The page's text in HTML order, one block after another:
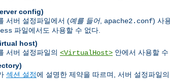
config)
서버 설정파일에서 (예를 들어, apache2.conf) 사
파일에서도 사용할 수 없다.
host)
서버 설정파일의 <VirtualHost> 안에서 사용할 수
섹션 설정에 설명한 제약을 따르며, 서버 설정파일의